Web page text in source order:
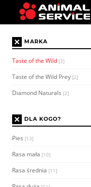
× MARKA
Taste of the Wild [3]
Taste of the Wild Prey [2]
Diamond Naturals [2]
× DLA KOGO?
Pies [13]
Rasa mała [10]
Rasa średnia [11]